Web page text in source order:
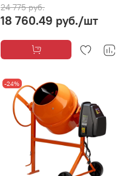
24 775 руб.
18 760.49 руб./шт
-24%